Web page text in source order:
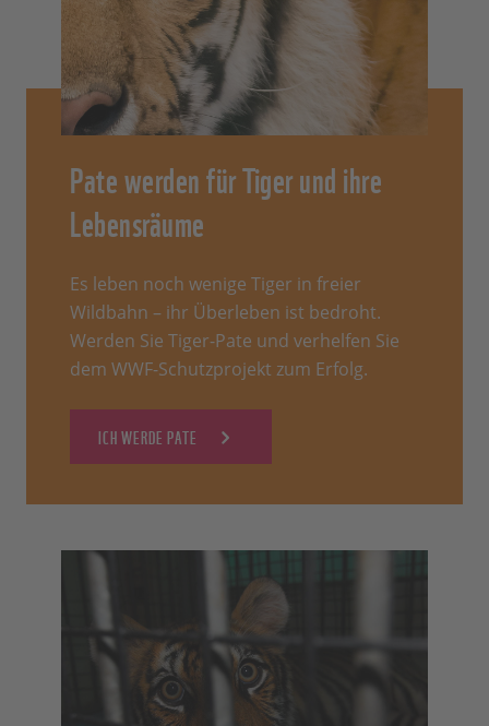
Pate werden für Tiger und ihre
Lebensräume
Es leben noch wenige Tiger in freier
Wildbahn – ihr Überleben ist bedroht.
Werden Sie Tiger-Pate und verhelfen Sie
dem WWF-Schutzprojekt zum Erfolg.
ICH WERDE PATE